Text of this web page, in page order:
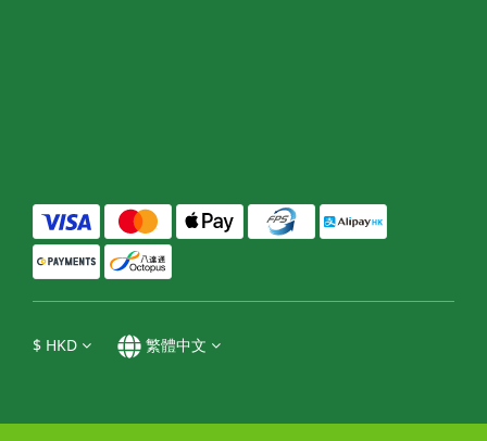
$ HKD 繁體中文